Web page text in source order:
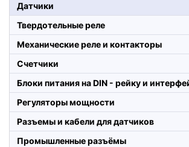
Датчики
Твердотельные реле
Механические реле и контакторы
Счетчики
Блоки питания на DIN - рейку и
Регуляторы мощности
Разъемы и кабели для датчиков
Промышленные разъёмы